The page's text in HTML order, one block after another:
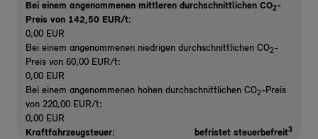
Bei einem angenommenen mittleren durchschnittlichen CO2-
Preis von 142,50 EUR/t:
0,00 EUR
Bei einem angenommenen niedrigen durchschnittlichen CO2-
Preis von 60,00 EUR/t:
0,00 EUR
Bei einem angenommenen hohen durchschnittlichen CO2-Preis
von 220,00 EUR/t:
0,00 EUR
Kraftfahrzeugsteuer:
befristet steuerbefreit3